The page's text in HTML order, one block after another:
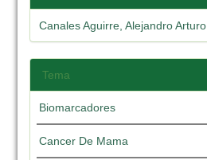
Canales Aguirre, Alejandro Arturo
Tema
Biomarcadores
Cancer De Mama